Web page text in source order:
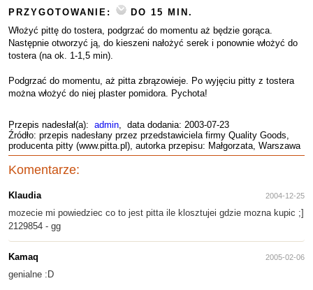
PRZYGOTOWANIE:
DO 15 MIN.
Włożyć pittę do tostera, podgrzać do momentu aż będzie gorąca.
Następnie otworzyć ją, do kieszeni nałożyć serek i ponownie włożyć do
tostera (na ok. 1-1,5 min).
Podgrzać do momentu, aż pitta zbrązowieje. Po wyjęciu pitty z tostera
można włożyć do niej plaster pomidora. Pychota!
Przepis nadesłał(a): admin, data dodania: 2003-07-23
Źródło: przepis nadesłany przez przedstawiciela firmy Quality Goods,
producenta pitty (www.pitta.pl), autorka przepisu: Małgorzata, Warszawa
Komentarze:
Klaudia 2004-12-25
mozecie mi powiedziec co to jest pitta ile klosztujei gdzie mozna kupic ;]
2129854 - gg
Kamaq 2005-02-06
genialne :D